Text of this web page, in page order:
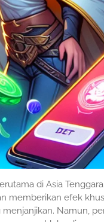
di Asia
memberikan efek
Namun,